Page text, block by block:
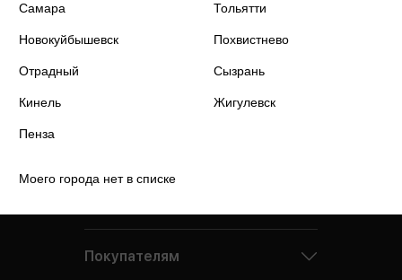
Самара Тольятти
Новокуйбышевск Похвистнево
Отрадный Сызрань
Кинель Жигулевск
Пенза
Моего города нет в списке
Покупателям